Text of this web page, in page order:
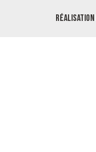
Réalisation